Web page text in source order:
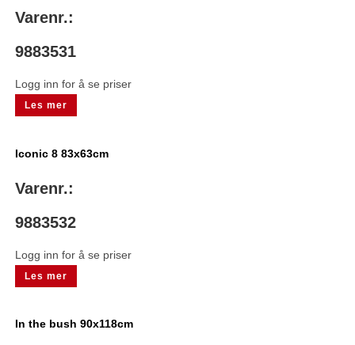
Varenr.:
9883531
Logg inn for å se priser
Les mer
Iconic 8 83x63cm
Varenr.:
9883532
Logg inn for å se priser
Les mer
In the bush 90x118cm